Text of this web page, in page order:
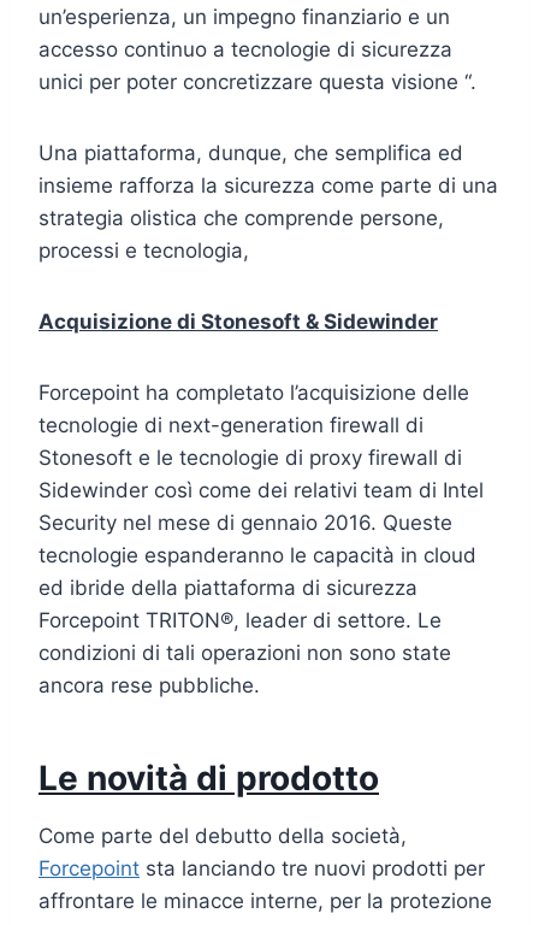
un’esperienza, un impegno finanziario e un
accesso continuo a tecnologie di sicurezza
unici per poter concretizzare questa visione “.
Una piattaforma, dunque, che semplifica ed
insieme rafforza la sicurezza come parte di una
strategia olistica che comprende persone,
processi e tecnologia,
Acquisizione di Stonesoft & Sidewinder
Forcepoint ha completato l’acquisizione delle
tecnologie di next-generation firewall di
Stonesoft e le tecnologie di proxy firewall di
Sidewinder così come dei relativi team di Intel
Security nel mese di gennaio 2016. Queste
tecnologie espanderanno le capacità in cloud
ed ibride della piattaforma di sicurezza
Forcepoint TRITON®, leader di settore. Le
condizioni di tali operazioni non sono state
ancora rese pubbliche.
Le novità di prodotto
Come parte del debutto della società,
Forcepoint sta lanciando tre nuovi prodotti per
affrontare le minacce interne, per la protezione